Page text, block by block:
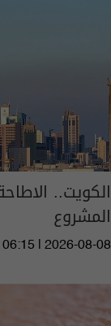
الكويت..
المشروع
06:15 | 2026-08-08